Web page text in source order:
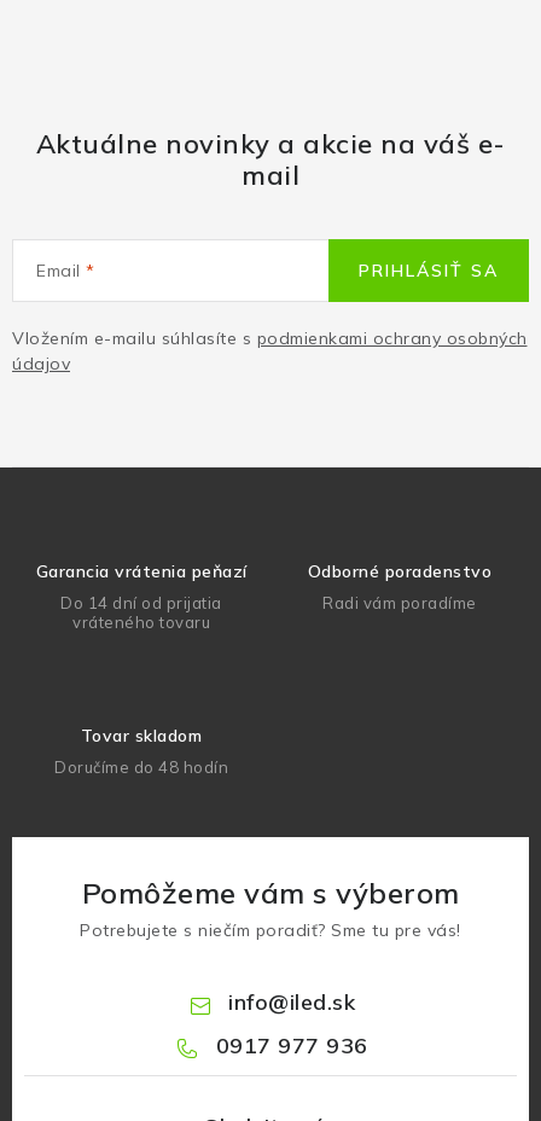
Aktuálne novinky a akcie na váš e-
mail
Email
Vložením e-mailu súhlasíte s podmienkami ochrany osobných
údajov
PRIHLÁSIŤ SA
Garancia vrátenia peňazí
Do 14 dní od prijatia
vráteného tovaru
Odborné poradenstvo
Radi vám poradíme
Tovar skladom
Doručíme do 48 hodín
Pomôžeme vám s výberom
Potrebujete s niečím poradiť? Sme tu pre vás!
info@iled.sk
0917 977 936